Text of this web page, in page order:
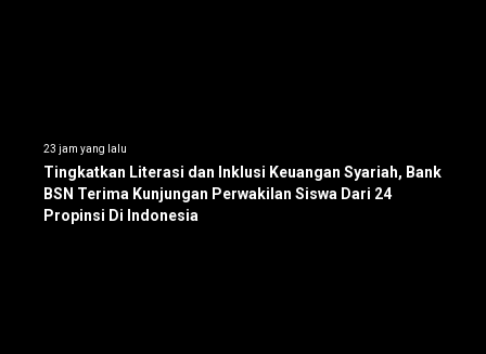
23 jam yang lalu
Tingkatkan Literasi dan Inklusi Keuangan Syariah, Bank
BSN Terima Kunjungan Perwakilan Siswa Dari 24
Propinsi Di Indonesia